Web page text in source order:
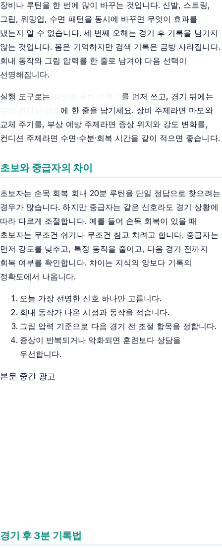
장비나 루틴을 한 번에 많이 바꾸는 것입니다. 신발, 스트링,
그립, 워밍업, 수면 패턴을 동시에 바꾸면 무엇이 효과를
냈는지 알 수 없습니다. 세 번째 오해는 경기 후 기록을 남기지
않는 것입니다. 몸은 기억하지만 검색 기록은 금방 사라집니다.
회내 동작와 그립 압력를 한 줄로 남겨야 다음 선택이
선명해집니다.
실행 도구로는
를 먼저 쓰고, 경기 뒤에는
에 한 줄을 남기세요. 장비 주제라면 마모와
교체 주기를, 부상 예방 주제라면 증상 위치와 강도 변화를,
컨디션 주제라면 수면·수분·회복 시간을 같이 적으면 좋습니다.
초보와 중급자의 차이
초보자는 손목 회복 회내 20분 루틴을 단일 정답으로 찾으려는
경우가 많습니다. 하지만 중급자는 같은 신호라도 경기 상황에
따라 다르게 조절합니다. 예를 들어 손목 회복이 있을 때
초보자는 무조건 쉬거나 무조건 참고 치려고 합니다. 중급자는
먼저 강도를 낮추고, 특정 동작을 줄이고, 다음 경기 전까지
회복 여부를 확인합니다. 차이는 지식의 양보다 기록의
정확도에서 나옵니다.
오늘 가장 선명한 신호 하나만 고릅니다.
회내 동작가 나온 시점과 동작을 적습니다.
그립 압력 기준으로 다음 경기 전 조절 항목을 정합니다.
증상이 반복되거나 악화되면 훈련보다 상담을
우선합니다.
본문 중간 광고
경기 후 3분 기록법